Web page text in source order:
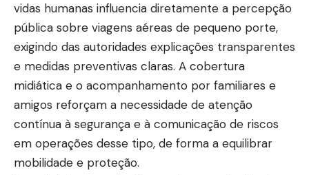
vidas humanas influencia diretamente a percepção
pública sobre viagens aéreas de pequeno porte,
exigindo das autoridades explicações transparentes
e medidas preventivas claras. A cobertura
midiática e o acompanhamento por familiares e
amigos reforçam a necessidade de atenção
contínua à segurança e à comunicação de riscos
em operações desse tipo, de forma a equilibrar
mobilidade e proteção.